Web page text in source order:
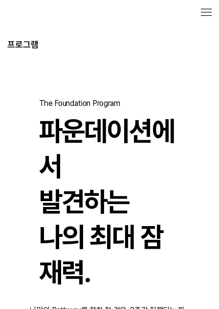
​프로그램
The Foundation Program
파운데이션에
서
발견하는
나의 최대 잠
재력.